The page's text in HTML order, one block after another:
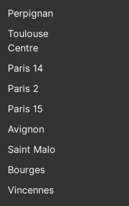
Perpignan
Toulouse
Centre
Paris 14
Paris 2
Paris 15
Avignon
Saint Malo
Bourges
Vincennes